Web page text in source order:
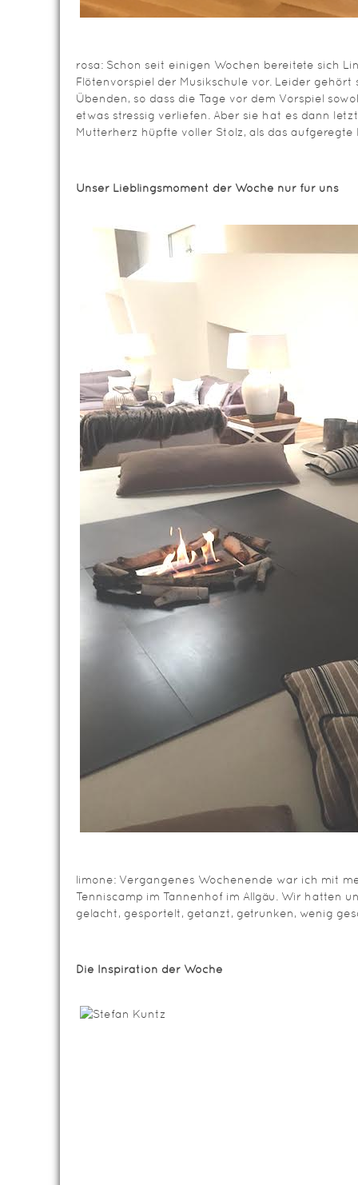
rosa: Schon seit einigen Wochen bereitete sich
Flötenvorspiel der Musikschule vor. Leider
Übenden, so dass die Tage vor dem Vorspiel
etwas stressig verliefen. Aber sie hat es dann
Mutterherz hüpfte voller Stolz, als das
Unser Lieblingsmoment der Woche nur für uns
limone: Vergangenes Wochenende war ich mit
Tenniscamp im Tannenhof im Allgäu. Wir hatten
gelacht, gesportelt, getanzt, getrunken, wenig
Die Inspiration der Woche